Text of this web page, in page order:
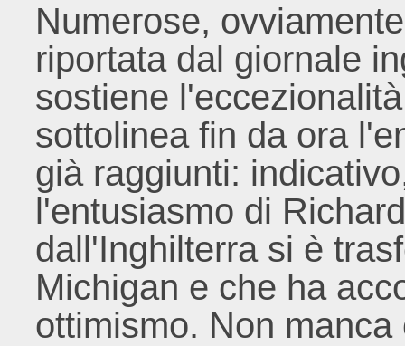
Numerose,
riportata dal giornale
sostiene
sottolinea fin da ora
già raggiunti:
l'entusiasmo di
dall'Inghilterra si è
Michigan e che ha
ottimismo. Non